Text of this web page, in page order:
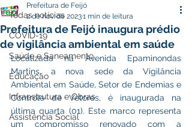
Todas notícias
COVID-19
Saúde e Saneamento
Educação
Infraestrutura e Obras
Assistência Social
Prefeitura de Feijó inaugura prédio
de vigilância ambiental em saúde
Prefeitura de Feijó
2 de nov. de 20231 min de leitura
Localizada na Avenida Epaminondas
Martins, a nova sede da Vigilância
Ambiental em Saúde, Setor de Endemias e
Controle de Vetores, é inaugurada na
última quarta (01). Este marco representa
um compromisso renovado com a